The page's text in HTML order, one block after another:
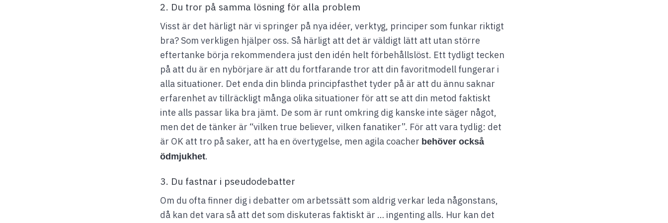
2. Du tror på samma lösning för alla problem
Visst är det härligt när vi springer på nya idéer, verktyg, principer som funkar riktigt
bra? Som verkligen hjälper oss. Så härligt att det är väldigt lätt att utan större
eftertanke börja rekommendera just den idén helt förbehållslöst. Ett tydligt tecken
på att du är en nybörjare är att du fortfarande tror att din favoritmodell fungerar i
alla situationer. Det enda din blinda principfasthet tyder på är att du ännu saknar
erfarenhet av tillräckligt många olika situationer för att se att din metod faktiskt
inte alls passar lika bra jämt. De som är runt omkring dig kanske inte säger något,
men det de tänker är “vilken true believer, vilken fanatiker”. För att vara tydlig: det
är OK att tro på saker, att ha en övertygelse, men agila coacher behöver också
ödmjukhet.
3. Du fastnar i pseudodebatter
Om du ofta finner dig i debatter om arbetssätt som aldrig verkar leda någonstans,
då kan det vara så att det som diskuteras faktiskt är … ingenting alls. Hur kan det